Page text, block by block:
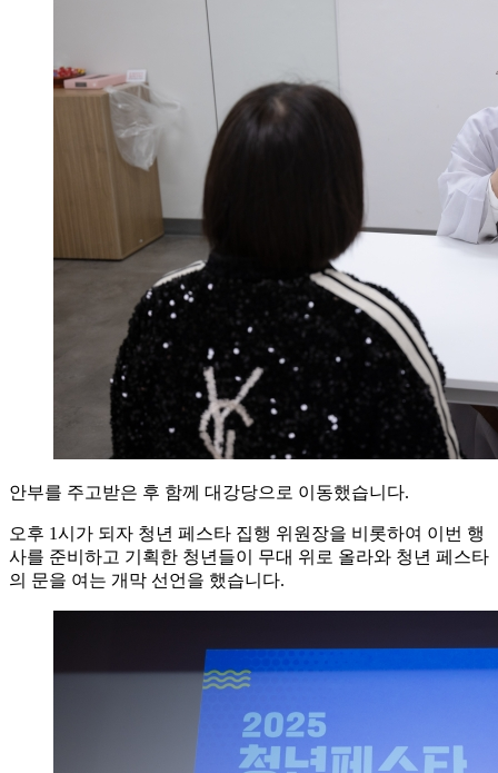
안부를 주고받은 후 함께 대강당으로 이동했습니다.
오후 1시가 되자 청년 페스타 집행 위원장을 비롯하여 이번 행
사를 준비하고 기획한 청년들이 무대 위로 올라와 청년 페스타
의 문을 여는 개막 선언을 했습니다.